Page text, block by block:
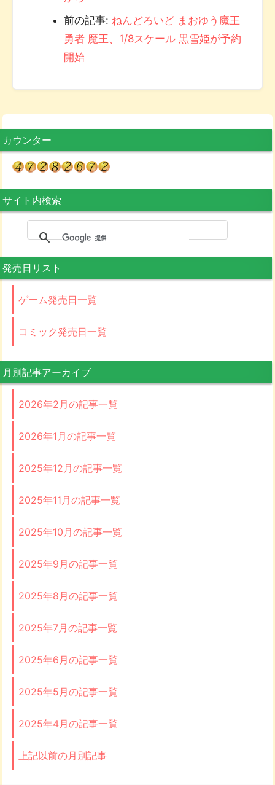
前の記事: ねんどろいど まおゆう魔王
勇者 魔王、1/8スケール 黒雪姫が予約
開始
カウンター
サイト内検索
発売日リスト
ゲーム発売日一覧
コミック発売日一覧
月別記事アーカイブ
2026年2月の記事一覧
2026年1月の記事一覧
2025年12月の記事一覧
2025年11月の記事一覧
2025年10月の記事一覧
2025年9月の記事一覧
2025年8月の記事一覧
2025年7月の記事一覧
2025年6月の記事一覧
2025年5月の記事一覧
2025年4月の記事一覧
上記以前の月別記事